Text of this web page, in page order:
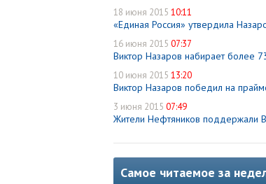
18 июня 2015 10:11
«Единая Россия» утвердила
16 июня 2015 07:37
Виктор Назаров набирает более
10 июня 2015 13:20
Виктор Назаров победил на
3 июня 2015 07:49
Жители Нефтяников поддержали
Самое читаемое за